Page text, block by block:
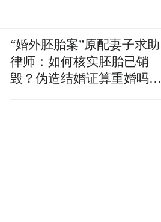
“婚外胚胎案”原配妻子求助
律师：如何核实胚胎已销
毁？伪造结婚证算重婚吗？